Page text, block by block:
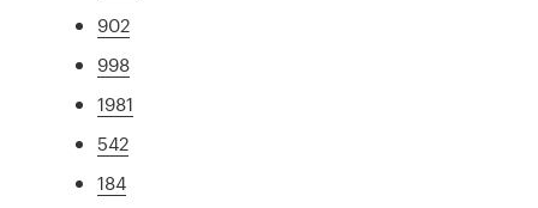
902
998
1981
542
184